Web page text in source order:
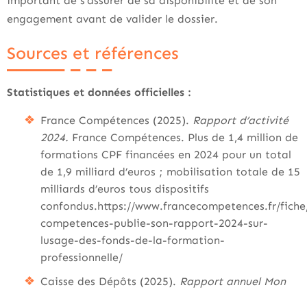
engagement avant de valider le dossier.
Sources et références
Statistiques et données officielles :
France Compétences (2025). Rapport d’activité
2024. France Compétences. Plus de 1,4 million de
formations CPF financées en 2024 pour un total
de 1,9 milliard d’euros ; mobilisation totale de 15
milliards d’euros tous dispositifs
confondus.https://www.francecompetences.fr/
competences-publie-son-rapport-2024-sur-
lusage-des-fonds-de-la-formation-
professionnelle/
Caisse des Dépôts (2025). Rapport annuel Mon